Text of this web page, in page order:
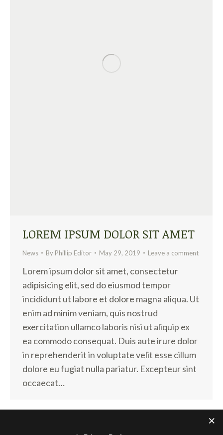
LOREM IPSUM DOLOR SIT AMET
News By Phillip Editor May 29, 2019 Leave a comment
Lorem ipsum dolor sit amet, consectetur
adipisicing elit, sed do eiusmod tempor
incididunt ut labore et dolore magna aliqua. Ut
enim ad minim veniam, quis nostrud
exercitation ullamco laboris nisi ut aliquip ex
ea commodo consequat. Duis aute irure dolor
in reprehenderit in voluptate velit esse cillum
dolore eu fugiat nulla pariatur. Excepteur sint
occaecat…